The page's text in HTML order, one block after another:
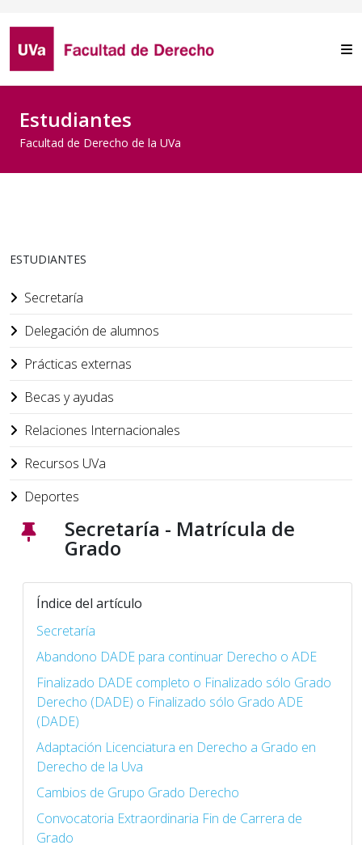
Estudiantes
Facultad de Derecho de la UVa
ESTUDIANTES
Secretaría
Delegación de alumnos
Prácticas externas
Becas y ayudas
Relaciones Internacionales
Recursos UVa
Deportes
Secretaría - Matrícula de
Grado
Índice del artículo
Secretaría
Abandono DADE para continuar Derecho o ADE
Finalizado DADE completo o Finalizado sólo Grado
Derecho (DADE) o Finalizado sólo Grado ADE
(DADE)
Adaptación Licenciatura en Derecho a Grado en
Derecho de la Uva
Cambios de Grupo Grado Derecho
Convocatoria Extraordinaria Fin de Carrera de
Grado